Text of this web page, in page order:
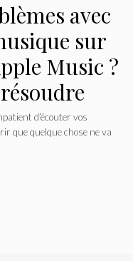
avec
sur
Music ?
d’écouter vos
que quelque chose ne va